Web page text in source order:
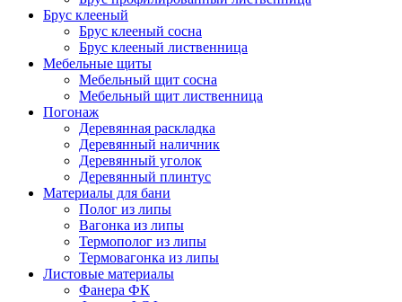
Брус клееный
Брус клееный сосна
Брус клееный лиственница
Мебельные щиты
Мебельный щит сосна
Мебельный щит лиственница
Погонаж
Деревянная раскладка
Деревянный наличник
Деревянный уголок
Деревянный плинтус
Материалы для бани
Полог из липы
Вагонка из липы
Термополог из липы
Термовагонка из липы
Листовые материалы
Фанера ФК